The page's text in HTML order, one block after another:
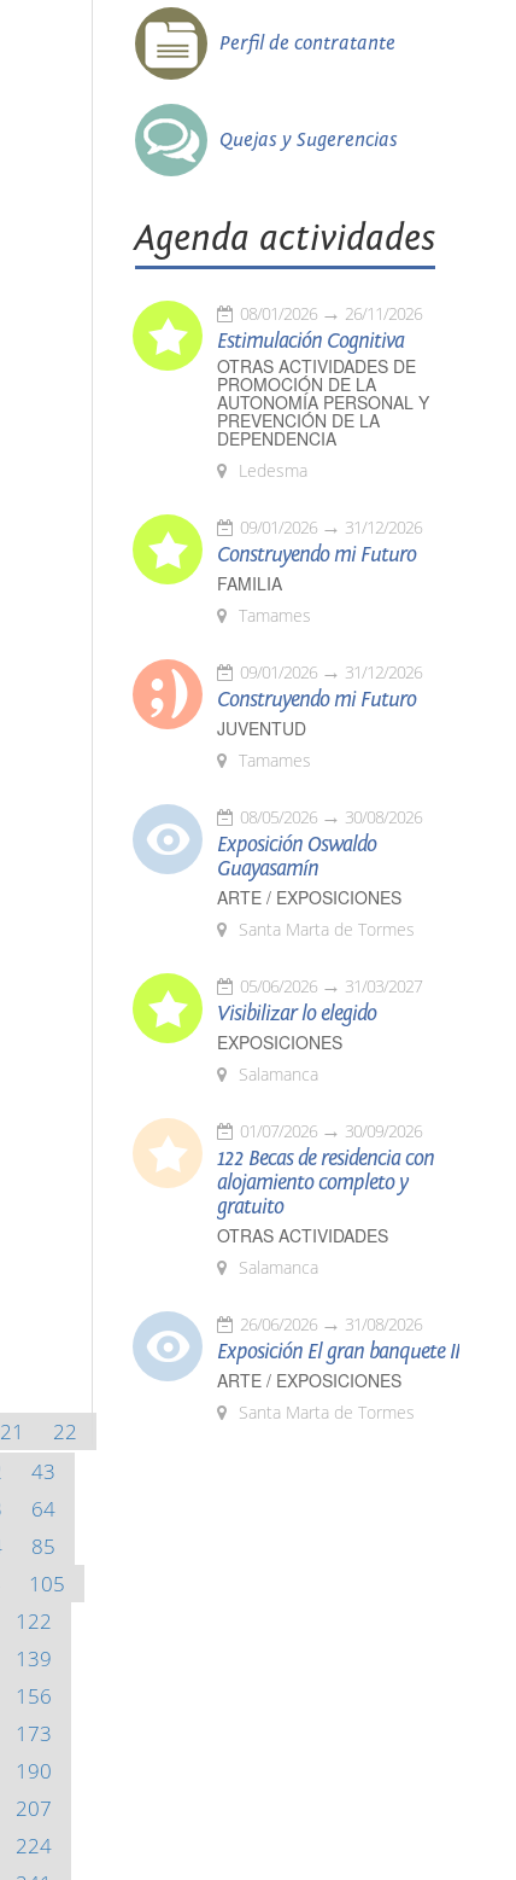
21
22
43
64
85
105
122
139
156
173
190
207
224
Perfil de contratante
Quejas y Sugerencias
Agenda actividades
08/01/2026 26/11/2026
Estimulación Cognitiva
OTRAS ACTIVIDADES DE
PROMOCIÓN DE LA
AUTONOMÍA PERSONAL Y
PREVENCIÓN DE LA
DEPENDENCIA
Ledesma
09/01/2026 31/12/2026
Construyendo mi Futuro
FAMILIA
Tamames
09/01/2026 31/12/2026
Construyendo mi Futuro
JUVENTUD
Tamames
08/05/2026 30/08/2026
Exposición Oswaldo
Guayasamín
ARTE / EXPOSICIONES
Santa Marta de Tormes
05/06/2026 31/03/2027
Visibilizar lo elegido
EXPOSICIONES
Salamanca
01/07/2026 30/09/2026
122 Becas de residencia con
alojamiento completo y
gratuito
OTRAS ACTIVIDADES
Salamanca
26/06/2026 31/08/2026
Exposición El gran banquete II
ARTE / EXPOSICIONES
Santa Marta de Tormes